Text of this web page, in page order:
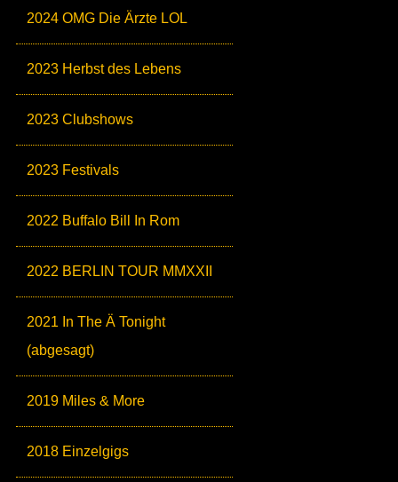
2024 OMG Die Ärzte LOL
2023 Herbst des Lebens
2023 Clubshows
2023 Festivals
2022 Buffalo Bill In Rom
2022 BERLIN TOUR MMXXII
2021 In The Ä Tonight
(abgesagt)
2019 Miles & More
2018 Einzelgigs